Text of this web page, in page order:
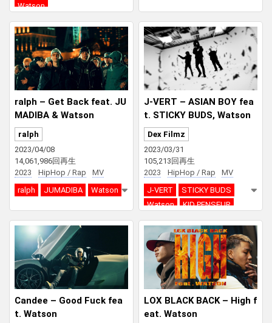
Watson
ralph – Get Back feat. JU
MADIBA & Watson
ralph
2023/04/08
14,061,986回再生
2023
HipHop / Rap
MV
ralph
JUMADIBA Watson
J-VERT – ASIAN BOY fea
t. STICKY BUDS, Watson
& KID PENSEUR
Dex Filmz
2023/03/31
105,213回再生
2023
HipHop / Rap
MV
J-VERT
STICKY BUDS
Watson
KID PENSEUR
Candee – Good Fuck fea
t. Watson
LOX BLACK BACK – High f
eat. Watson